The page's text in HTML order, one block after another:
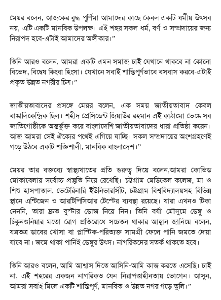
মেয়র বলেন, আজকের বুদ্ধ পূর্ণিমা আমাদের কাছে কেবল একটি ধর্মীয় উৎসব
নয়, এটি একটি মানবিক উপলক্ষ। এই শহর সকল ধর্ম, বর্ণ ও সম্প্রদায়ের জন্য
নিরাপদ হবে-এটাই আমাদের অঙ্গীকার।”
তিনি আরও বলেন, আমরা একটি এমন সমাজ চাই যেখানে থাকবে না কোনো
বিভেদ, বিদ্বেষ কিংবা হিংসা। যেখানে সবাই শান্তিপূর্ণভাবে বসবাস করবে-এটাই
প্রকৃত উন্নত নগরীর চিত্র।”
জাতীয়তাবাদের প্রসঙ্গে মেয়র বলেন, এক সময় জাতীয়তাবাদ কেবল
বাঙালিকেন্দ্রিক ছিল। শহীদ প্রেসিডেন্ট জিয়াউর রহমান এই কাঠামো ভেঙে সব
জাতিগোষ্ঠীকে অন্তর্ভুক্ত করে বাংলাদেশি জাতীয়তাবাদের ধারা প্রতিষ্ঠা করেন।
আজ আমরা সেই ঐক্যের পথেই এগিয়ে যাচ্ছি। সকল সম্প্রদায়ের অংশগ্রহণেই
গড়ে উঠবে একটি শক্তিশালী, মানবিক বাংলাদেশ।”
মেয়র তার বক্তব্যে স্বাস্থ্যখাতের প্রতি গুরুত্ব দিয়ে বলেন,আমরা কোভিড
মোকাবেলায় সর্বোচ্চ প্রস্তুতি নিয়ে রেখেছি। চট্টগ্রাম মেডিকেল কলেজ, মা ও
শিশু হাসপাতাল, ভেটেরিনারি ইউনিভারর্সিটি, চট্টগ্রাম বিশ্ববিদ্যালয়সহ বিভিন্ন
স্থানে এন্টিজেন ও আরটিপিসিআর টেস্টের ব্যবস্থা রয়েছে। যারা এখনও টিকা
নেননি, তারা দ্রুত বুস্টার ডোজ নিয়ে নিন। তিনি বর্ষা মৌসুমে ডেঙ্গু ও
চিকুনগুনিয়ার মতো রোগ প্রতিরোধে সচেতন থাকার আহ্বান জানিয়ে বলেন,
যত্রতত্র ডাবের খোসা বা প্লাস্টিক-পরিত্যক্ত সামগ্রী ফেলে পানি জমতে দেয়া
যাবে না। জমে থাকা পানিই ডেঙ্গুর উৎস। নাগরিকদের সতর্ক থাকতে হবে।
তিনি আরও বলেন, আমি আশ্বাস দিতে আসিনি-আমি কাজ করতে এসেছি। চাই
না, এই শহরের একজন নাগরিকও যেন নিরাপত্তাহীনতায় ভোগেন। আসুন,
আমরা সবাই মিলে একটি শান্তিপূর্ণ, মানবিক ও উন্নত নগর গড়ে তুলি।”